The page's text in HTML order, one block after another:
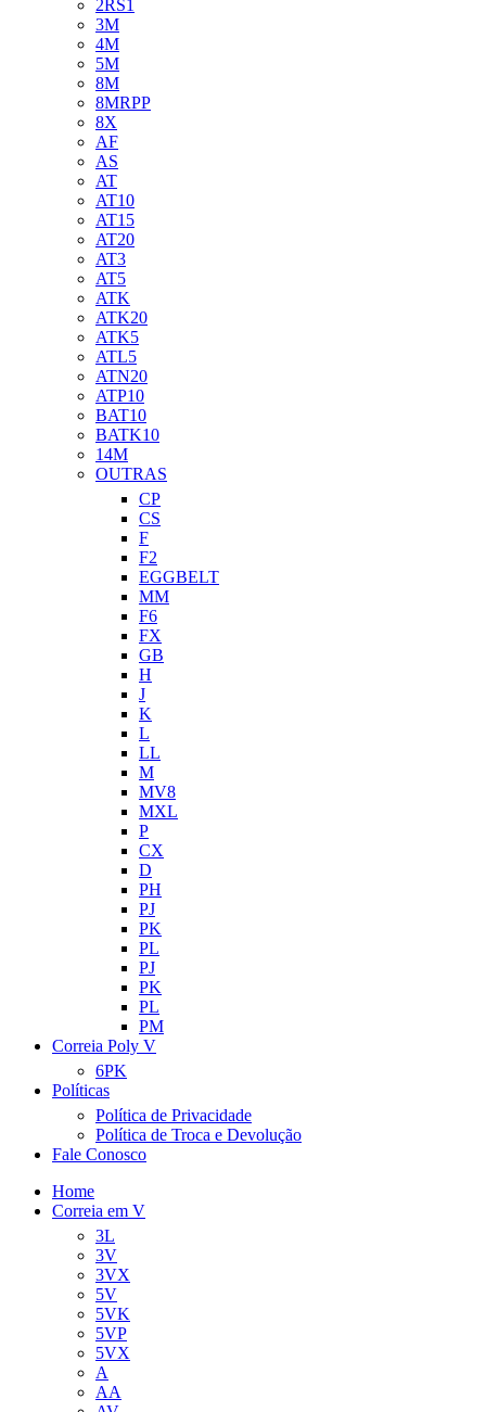
2RS1
3M
4M
5M
8M
8MRPP
8X
AF
AS
AT
AT10
AT15
AT20
AT3
AT5
ATK
ATK20
ATK5
ATL5
ATN20
ATP10
BAT10
BATK10
14M
OUTRAS
CP
CS
F
F2
EGGBELT
MM
F6
FX
GB
H
J
K
L
LL
M
MV8
MXL
P
CX
D
PH
PJ
PK
PL
PJ
PK
PL
PM
Correia Poly V
6PK
Políticas
Política de Privacidade
Política de Troca e Devolução
Fale Conosco
Home
Correia em V
3L
3V
3VX
5V
5VK
5VP
5VX
A
AA